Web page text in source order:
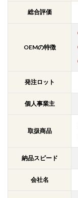
総合評価
OEMの特徴
発注ロット
個人事業主
取扱商品
納品スピード
会社名